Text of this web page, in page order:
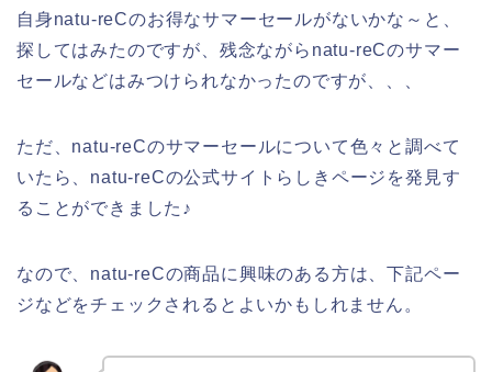
自身natu-reCのお得なサマーセールがないかな～と、
探してはみたのですが、残念ながらnatu-reCのサマー
セールなどはみつけられなかったのですが、、、
ただ、natu-reCのサマーセールについて色々と調べて
いたら、natu-reCの公式サイトらしきページを発見す
ることができました♪
なので、natu-reCの商品に興味のある方は、下記ペー
ジなどをチェックされるとよいかもしれません。